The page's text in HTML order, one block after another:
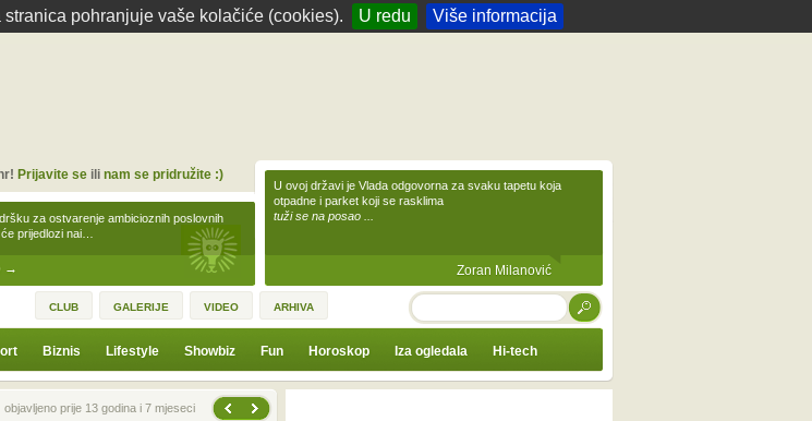
pohranjuje vaše kolačiće (cookies). U redu Više informacija
→
za ostvarenje ambicioznih poslovnih
prijedlozi nai…
Prijavite seili nam se pridružite :)
U ovoj državi je Vlada odgovorna za svaku tapetu koja
otpadne i parket koji se rasklima
tuži se na posao ...
Zoran Milanović
CLUB GALERIJE VIDEO ARHIVA TRAŽI
Biznis Lifestyle Showbiz Fun Horoskop Iza ogledala Hi-tech
objavljeno prije 13 godina i 7 mjeseci